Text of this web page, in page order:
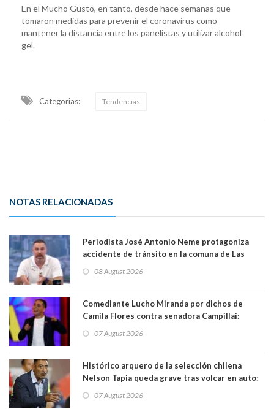
En el Mucho Gusto, en tanto, desde hace semanas que
tomaron medidas para prevenir el coronavirus como
mantener la distancia entre los panelistas y utilizar alcohol
gel.
Categorias: Tendencias
NOTAS RELACIONADAS
Periodista José Antonio Neme protagoniza
accidente de tránsito en la comuna de Las
08 August 2026
Comediante Lucho Miranda por dichos de
Camila Flores contra senadora Campillai:
forma de quitar dignidad"
07 August 2026
Histórico arquero de la selección chilena
Nelson Tapia queda grave tras volcar en auto:
07 August 2026